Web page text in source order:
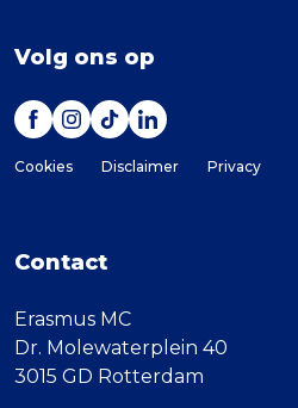
Volg ons op
Cookies Disclaimer Privacy
Contact
Erasmus MC
Dr. Molewaterplein 40
3015 GD Rotterdam